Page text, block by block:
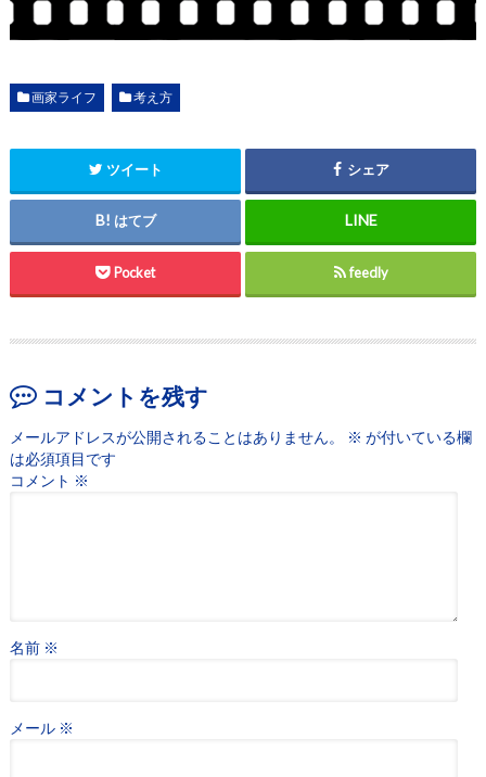
画家ライフ 考え方
ツイート シェア
はてブ
Pocket feedly
コメントを残す
メールアドレスが公開されることはありません。 ※ が付いている欄
は必須項目です
コメント ※
名前 ※
メール ※